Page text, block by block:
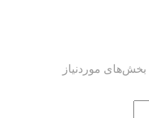
بخش‌های موردنیاز